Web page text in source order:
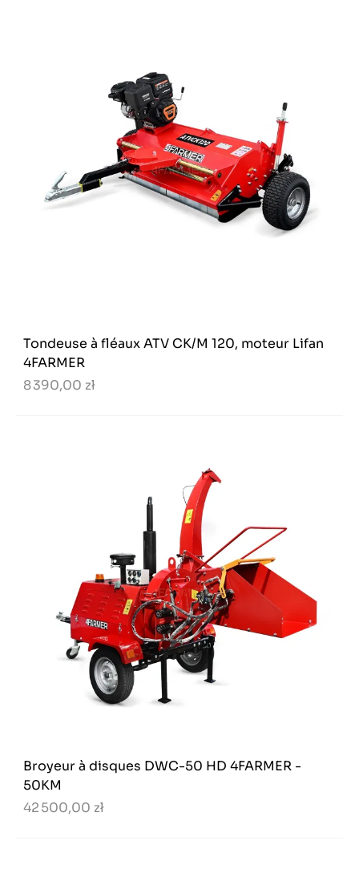
Tondeuse à fléaux ATV CK/M 120, moteur Lifan
4FARMER
8 390,00 zł
Broyeur à disques DWC-50 HD 4FARMER -
50KM
42 500,00 zł